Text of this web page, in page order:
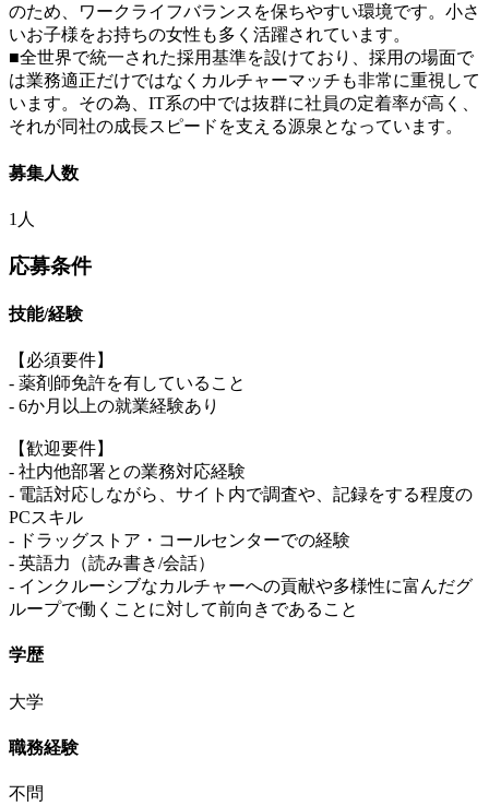
のため、ワークライフバランスを保ちやすい環境です。小さ
いお子様をお持ちの女性も多く活躍されています。
■全世界で統一された採用基準を設けており、採用の場面で
は業務適正だけではなくカルチャーマッチも非常に重視して
います。その為、IT系の中では抜群に社員の定着率が高く、
それが同社の成長スピードを支える源泉となっています。
募集人数
1人
応募条件
技能/経験
【必須要件】
- 薬剤師免許を有していること
- 6か月以上の就業経験あり
【歓迎要件】
- 社内他部署との業務対応経験
- 電話対応しながら、サイト内で調査や、記録をする程度の
PCスキル
- ドラッグストア・コールセンターでの経験
- 英語力（読み書き/会話）
- インクルーシブなカルチャーへの貢献や多様性に富んだグ
ループで働くことに対して前向きであること
学歴
大学
職務経験
不問